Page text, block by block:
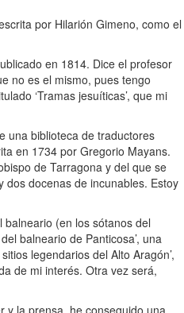
por Hilarión Gimeno, como el
en 1814. Dice el profesor
no es el mismo, pues tengo
‘Tramas jesuíticas’, que mi
una biblioteca de traductores
en 1734 por Gregorio Mayans.
de Tarragona y del que se
docenas de incunables. Estoy
(en los sótanos del
balneario de Panticosa’, una
legendarios del Alto Aragón’,
de mi interés. Otra vez será,